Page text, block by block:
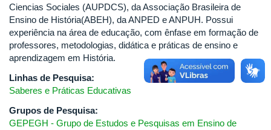
Ciencias Sociales (AUPDCS), da Associação Brasileira de
Ensino de História(ABEH), da ANPED e ANPUH. Possui
experiência na área de educação, com ênfase em formação de
professores, metodologias, didática e práticas de ensino e
aprendizagem em História.
Linhas de Pesquisa:
Saberes e Práticas Educativas
Grupos de Pesquisa:
GEPEGH - Grupo de Estudos e Pesquisas em Ensino de